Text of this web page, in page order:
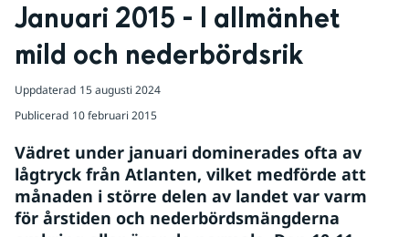
Januari 2015 - I allmänhet
mild och nederbördsrik
Uppdaterad 15 augusti 2024
Publicerad 10 februari 2015
Vädret under januari dominerades ofta av
lågtryck från Atlanten, vilket medförde att
månaden i större delen av landet var varm
för årstiden och nederbördsmängderna